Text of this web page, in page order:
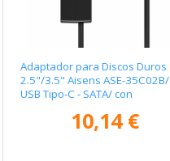
Adaptador para Discos Duros
2.5"/3.5" Aisens ASE-35C02B/
USB Tipo-C - SATA/ con
10,14 €